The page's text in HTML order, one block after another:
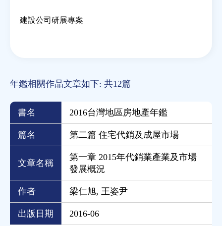
建設公司研展專案
年鑑相關作品文章如下: 共12篇
書名 2016台灣地區房地產年鑑
篇名 第二篇 住宅代銷及成屋市場
文章名稱
第一章 2015年代銷業產業及市場
發展概況
作者 梁仁旭, 王姿尹
出版日期 2016-06